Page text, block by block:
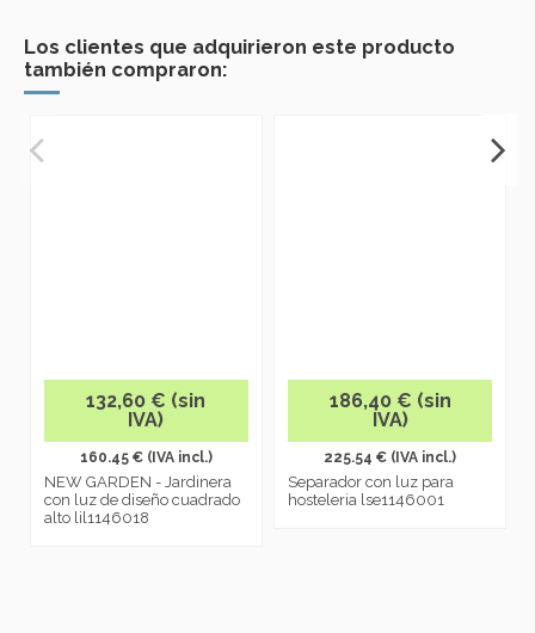
Los clientes que adquirieron este producto
también compraron:
132,60 € (sin
IVA)
160.45 € (IVA incl.)
NEW GARDEN - Jardinera
con luz de diseño cuadrado
alto lil1146018
186,40 € (sin
IVA)
225.54 € (IVA incl.)
Separador con luz para
hosteleria lse1146001